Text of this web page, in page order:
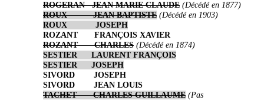
ROGERAN JEAN MARIE CLAUDE (Décédé en 1877)
ROUX JEAN BAPTISTE (Décédé en 1903)
ROUX JOSEPH
ROZANT FRANÇOIS XAVIER
ROZANT CHARLES (Décédé en 1874)
SESTIER LAURENT FRANÇOIS
SESTIER JOSEPH
SIVORD JOSEPH
SIVORD JEAN LOUIS
TACHET CHARLES GUILLAUME (Pas